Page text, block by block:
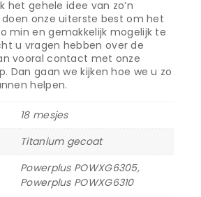
het gehele idee van zo’n
onze uiterste best om het
min en gemakkelijk mogelijk te
u vragen hebben over de
vooral contact met onze
Dan gaan we kijken hoe we u zo
helpen.
18 mesjes
Titanium gecoat
Powerplus POWXG6305,
Powerplus POWXG6310